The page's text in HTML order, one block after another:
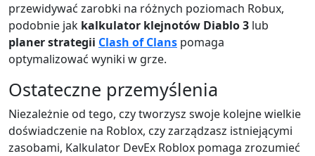
przewidywać zarobki na różnych poziomach Robux,
podobnie jak kalkulator klejnotów Diablo 3 lub
planer strategii Clash of Clans pomaga
optymalizować wyniki w grze.
Ostateczne przemyślenia
Niezależnie od tego, czy tworzysz swoje kolejne wielkie
doświadczenie na Roblox, czy zarządzasz istniejącymi
zasobami, Kalkulator DevEx Roblox pomaga zrozumieć